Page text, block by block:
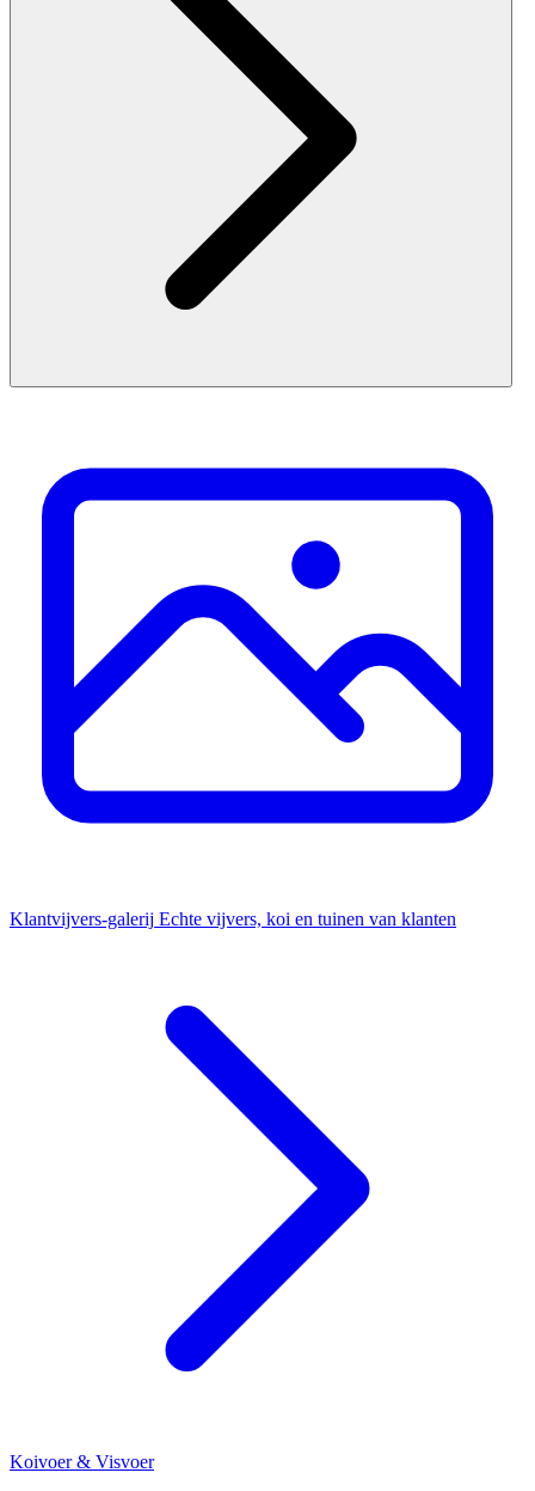
Klantvijvers-galerij Echte vijvers, koi en tuinen van klanten
Koivoer & Visvoer